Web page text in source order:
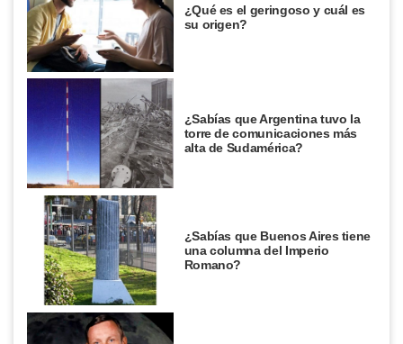
¿Qué es el geringoso y cuál es
su origen?
¿Sabías que Argentina tuvo la
torre de comunicaciones más
alta de Sudamérica?
¿Sabías que Buenos Aires tiene
una columna del Imperio
Romano?